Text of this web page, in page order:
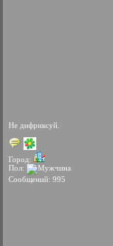
Не дифриксуй.
Город:
Пол:
Сообщений: 995